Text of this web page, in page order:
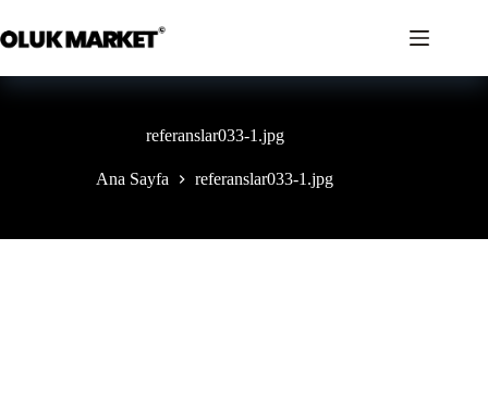
geç
referanslar033-1.jpg
Ana Sayfa referanslar033-1.jpg